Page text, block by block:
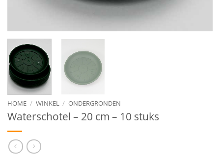
HOME / WINKEL / ONDERGRONDEN
Waterschotel – 20 cm – 10 stuks